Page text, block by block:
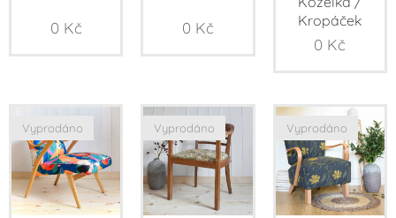
0 Kč 0 Kč
Kropáček
0 Kč
Vyprodáno Vyprodáno Vyprodáno